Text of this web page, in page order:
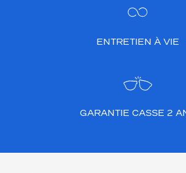
r
ENTRETIEN À VIE
GARANTIE CASSE 2